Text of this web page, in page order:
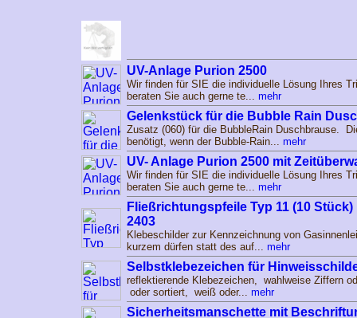
UV-Anlage Purion 2500
Wir finden für SIE die individuelle Lösung Ihres
beraten Sie auch gerne te... mehr
Gelenkstück für die Bubble Rain
Zusatz (060) für die BubbleRain Duschbrause.
benötigt, wenn der Bubble-Rain... mehr
UV- Anlage Purion 2500 mit
Wir finden für SIE die individuelle Lösung Ihres
beraten Sie auch gerne te... mehr
Fließrichtungspfeile Typ 11 (10
2403
Klebeschilder zur Kennzeichnung von
kurzem dürfen statt des auf... mehr
Selbstklebezeichen für
reflektierende Klebezeichen, wahlweise Ziffern
oder sortiert, weiß oder... mehr
Sicherheitsmanschette mit